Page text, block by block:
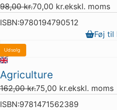
98,00kr.70,00 kr.ekskl. moms
ISBN:9780194790512
Føj til
Udsalg
3 stk. tilbage
Agriculture
162,00kr.75,00 kr.ekskl. moms
ISBN:9781471562389